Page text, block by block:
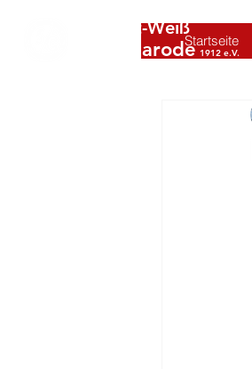
SC Rot-Weiß
Volkmarode 1912 e.V.
Startseite